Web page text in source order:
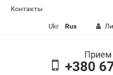
Контакты
Ukr Rus
Прием
+380